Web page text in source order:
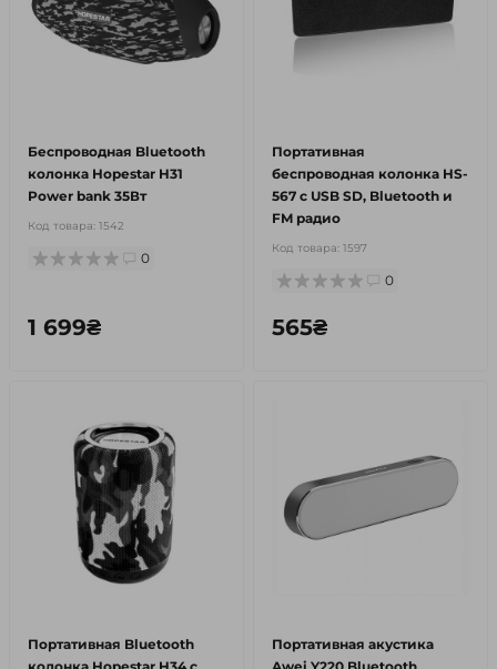
Беспроводная Bluetooth
колонка Hopestar H31
Power bank 35Вт
Код товара: 1542
0
1 699₴
Портативная
беспроводная колонка HS-
567 с USB SD, Bluetooth и
FM радио
Код товара: 1597
0
565₴
Портативная Bluetooth
Портативная акустика